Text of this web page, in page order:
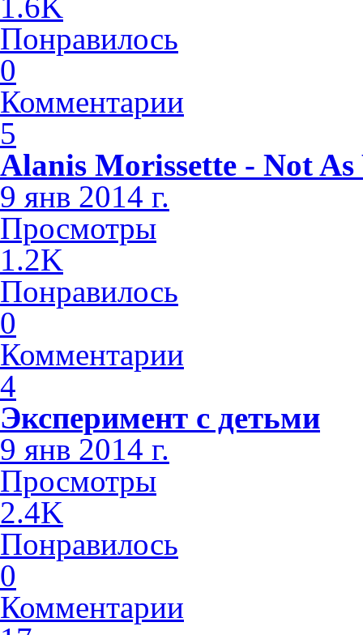
Понравилось
0
Комментарии
5
Alanis Morissette - Not As
9 янв 2014 г.
Просмотры
1.2K
Понравилось
0
Комментарии
4
Эксперимент с детьми
9 янв 2014 г.
Просмотры
2.4K
Понравилось
0
Комментарии